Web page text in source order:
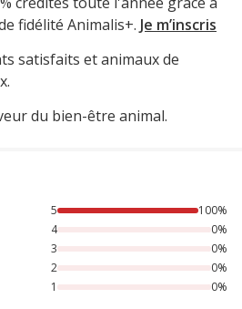
fidélité Animalis+. Je m’inscris
satisfaits et animaux de
du bien-être animal.
noté avec {1} étoiles,
5
100%
4
0%
3
0%
2
0%
1
0%